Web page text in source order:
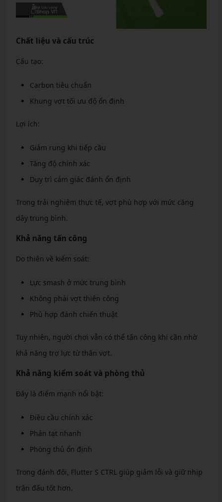
Chất liệu và cấu trúc
Cấu tạo:
Carbon tiêu chuẩn
Khung vợt tối ưu độ ổn định
Lợi ích:
Giảm rung khi tiếp cầu
Tăng độ chính xác
Duy trì cảm giác đánh ổn định
Trong trải nghiệm thực tế, vợt phù hợp với mức căng
dây trung bình.
Khả năng tấn công
Do thiên về kiểm soát:
Lực smash ở mức trung bình
Không phải vợt thiên công
Phù hợp đánh chiến thuật
Tuy nhiên, người chơi vẫn có thể tấn công khi cần nhờ
khả năng trợ lực từ thân vợt.
Khả năng kiểm soát và phòng thủ
Đây là điểm mạnh nổi bật:
Điều cầu chính xác
Phản tạt nhanh
Phòng thủ ổn định
Trong đánh đôi, Flutter S CTRL giúp giảm lỗi và giữ nhịp
trận đấu tốt hơn.